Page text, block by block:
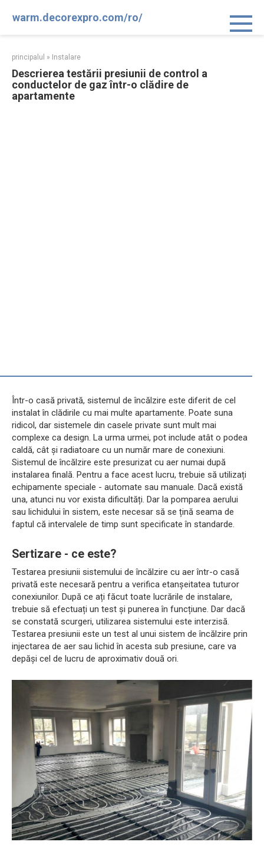
warm.decorexpro.com/ro/
principalul » Instalare
Descrierea testării presiunii de control a
conductelor de gaz într-o clădire de
apartamente
Într-o casă privată, sistemul de încălzire este diferit de cel
instalat în clădirile cu mai multe apartamente. Poate suna
ridicol, dar sistemele din casele private sunt mult mai
complexe ca design. La urma urmei, pot include atât o podea
caldă, cât și radiatoare cu un număr mare de conexiuni.
Sistemul de încălzire este presurizat cu aer numai după
instalarea finală. Pentru a face acest lucru, trebuie să utilizați
echipamente speciale - automate sau manuale. Dacă există
una, atunci nu vor exista dificultăți. Dar la pomparea aerului
sau lichidului în sistem, este necesar să se țină seama de
faptul că intervalele de timp sunt specificate în standarde.
Sertizare - ce este?
Testarea presiunii sistemului de încălzire cu aer într-o casă
privată este necesară pentru a verifica etanșeitatea tuturor
conexiunilor. După ce ați făcut toate lucrările de instalare,
trebuie să efectuați un test și punerea în funcțiune. Dar dacă
se constată scurgeri, utilizarea sistemului este interzisă.
Testarea presiunii este un test al unui sistem de încălzire prin
injectarea de aer sau lichid în acesta sub presiune, care va
depăși cel de lucru de aproximativ două ori.